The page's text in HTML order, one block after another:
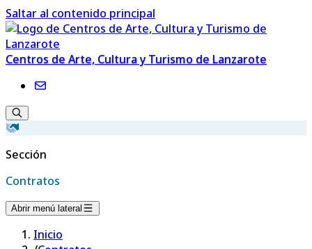
Saltar al contenido principal
Centros de Arte, Cultura y Turismo de Lanzarote
Sección
Contratos
Abrir menú lateral
Inicio